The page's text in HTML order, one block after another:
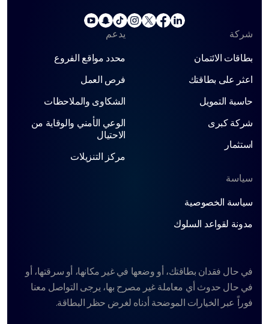
شركة
بطاقات الائتمان
اعثر على بطاقتك
حاسبة التمويل
شركة كبرى
استثمار
يدعم
محدد مواقع الفروع
فرص العمل
الشكاوى والملاحظات
الوعي الأمني ​​والوقاية من
الاحتيال
مركز التنزيلات
سياسة
سياسة الخصوصية
مدونة لقواعد السلوك
في حال فقدان بطاقتك، أو وضعها في غير مكانها، أو سرقتها، أو
في حال حدوث أي معاملة غير مصرح بها، يرجى التواصل معنا
فوراً عبر الخيارات الموضحة أدناه لغرض حظر البطاقة.